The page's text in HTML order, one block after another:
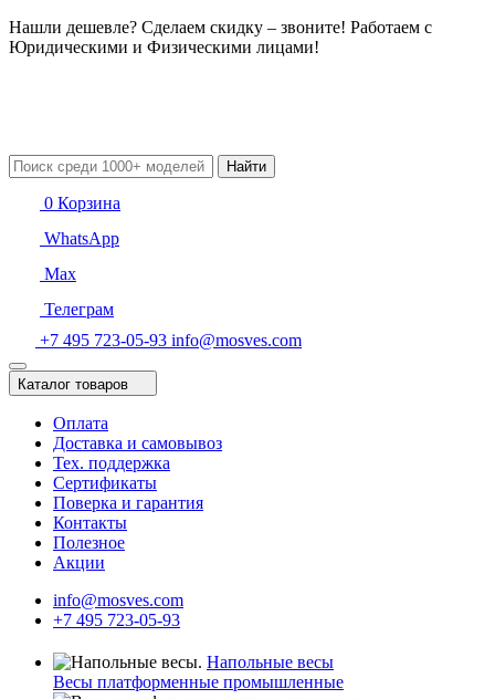
Нашли дешевле? Сделаем скидку – звоните! Работаем с
Юридическими и Физическими лицами!
Найти
0 Корзина
WhatsApp
Max
Телеграм
+7 495 723-05-93 info@mosves.com
Каталог товаров
Оплата
Доставка и самовывоз
Тех. поддержка
Сертификаты
Поверка и гарантия
Контакты
Полезное
Акции
info@mosves.com
+7 495 723-05-93
Напольные весы
Весы платформенные промышленные